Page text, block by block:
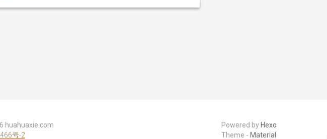
huahuaxie.com
号-2
Powered byHexo
Theme - Material